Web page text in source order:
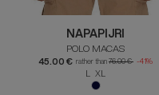
NAPAPIJRI
POLO MACAS
45.00 € rather than 76.00 € -41%
L XL